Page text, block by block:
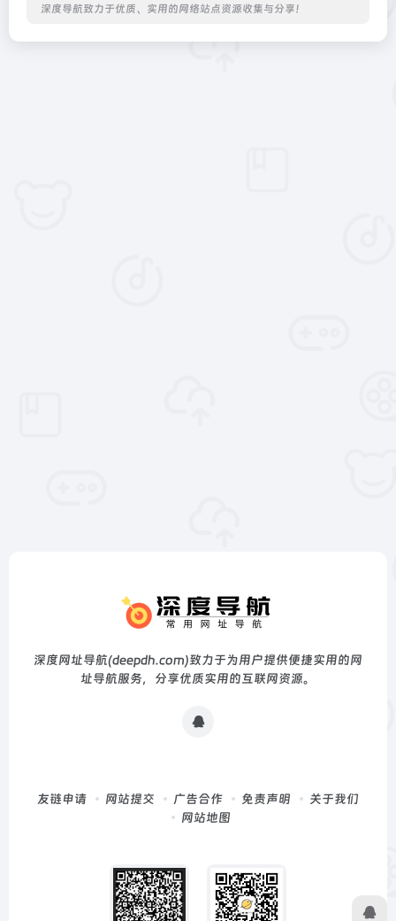
深度导航致力于优质、实用的网络站点资源收集与分享！
深度网址导航(deepdh.com)致力于为用户提供便捷实用的网
址导航服务，分享优质实用的互联网资源。
友链申请 网站提交 广告合作 免责声明
关于我们
网站地图